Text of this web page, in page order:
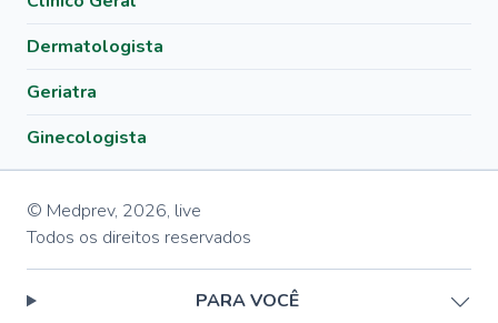
Dermatologista
Geriatra
Ginecologista
© Medprev, 2026, live
Todos os direitos reservados
PARA VOCÊ